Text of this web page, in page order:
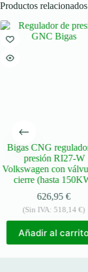
Productos relacionados
Bigas CNG
presión RI27-W
Volkswagen con
cierre (hasta
626,95€
(Sin IVA: 518,14 €)
Añadir al